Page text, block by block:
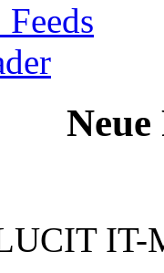
Neue
IT-